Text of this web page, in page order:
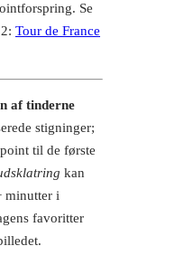
Se
Tour de France
af tinderne
stigninger;
til de første
kan
minutter i
favoritter